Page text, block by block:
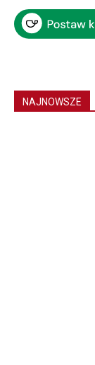
NAJNOWSZE